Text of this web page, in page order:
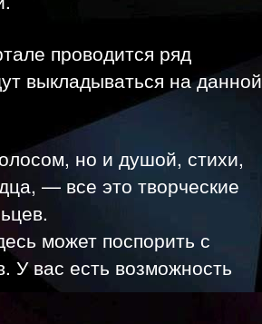
проводится ряд
выкладываться на данной
но и душой, стихи,
— все это творческие
может поспорить с
У вас есть возможность